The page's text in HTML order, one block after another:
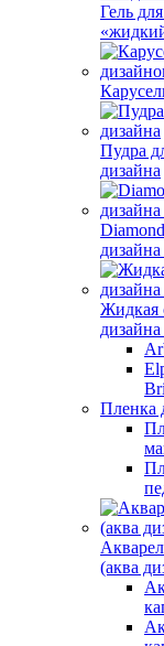
Гель
Пудра
дизайна
Жидкая
Пленка
(аква